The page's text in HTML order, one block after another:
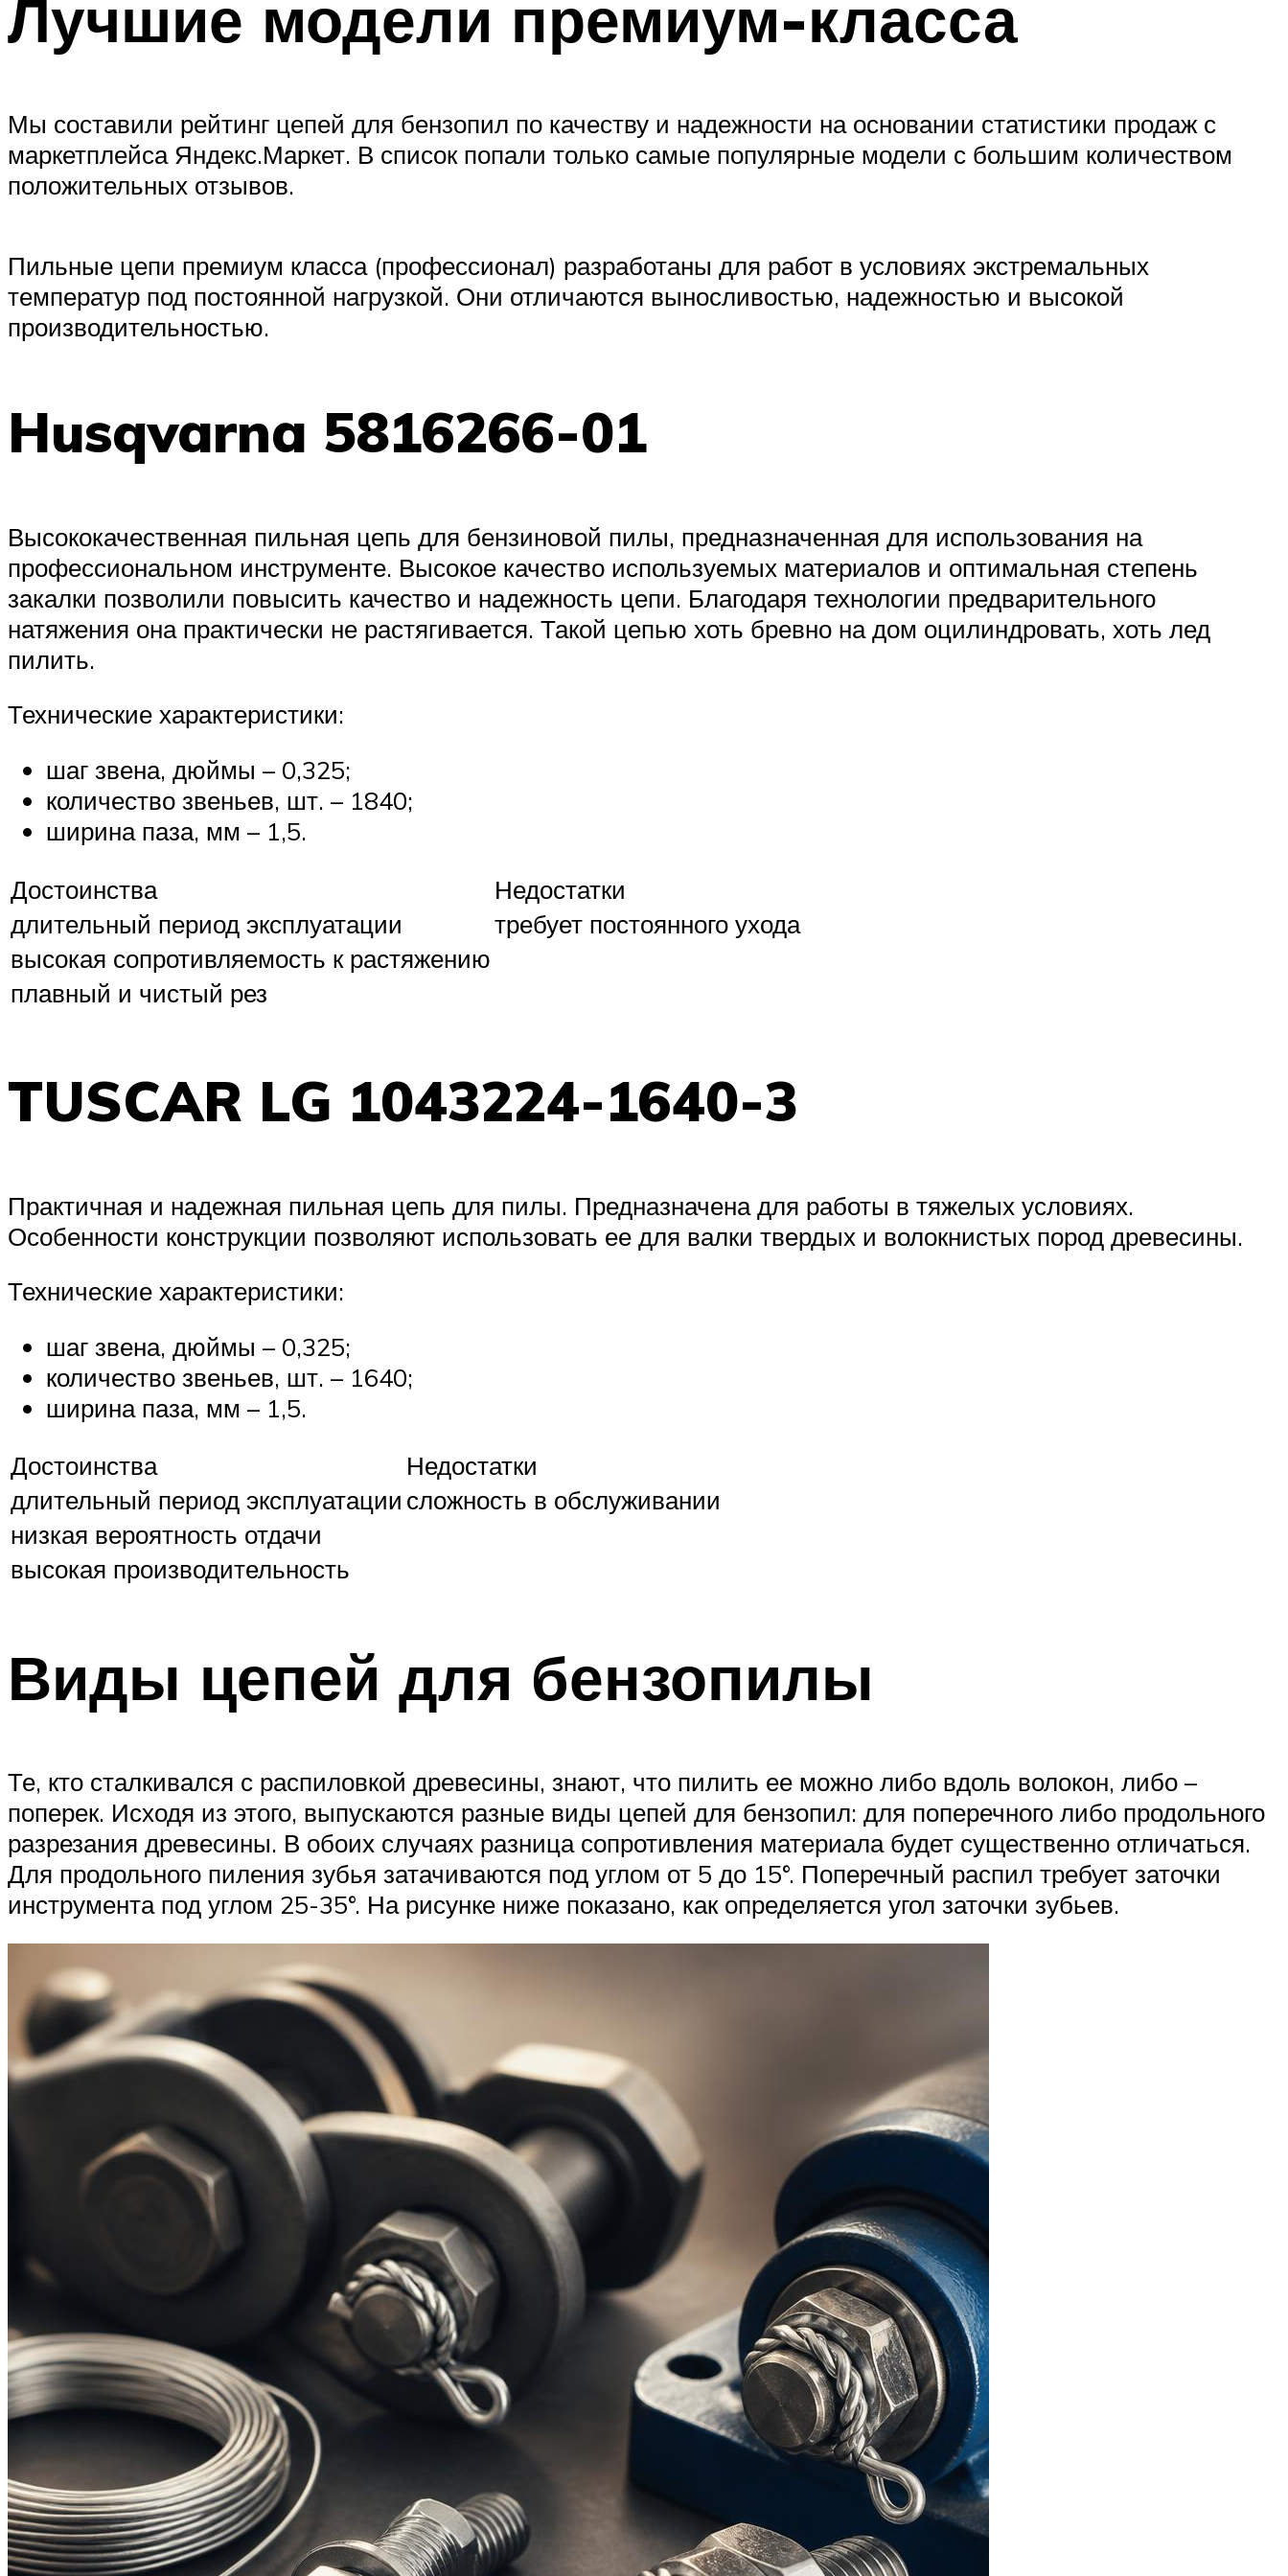
Лучшие модели премиум-класса
Мы составили рейтинг цепей для бензопил по качеству и надежности на основании статистики продаж с
маркетплейса Яндекс.Маркет. В список попали только самые популярные модели с большим количеством
положительных отзывов.
Пильные цепи премиум класса (профессионал) разработаны для работ в условиях экстремальных
температур под постоянной нагрузкой. Они отличаются выносливостью, надежностью и высокой
производительностью.
Husqvarna 5816266-01
Высококачественная пильная цепь для бензиновой пилы, предназначенная для использования на
профессиональном инструменте. Высокое качество используемых материалов и оптимальная степень
закалки позволили повысить качество и надежность цепи. Благодаря технологии предварительного
натяжения она практически не растягивается. Такой цепью хоть бревно на дом оцилиндровать, хоть лед
пилить.
Технические характеристики:
шаг звена, дюймы – 0,325;
количество звеньев, шт. – 1840;
ширина паза, мм – 1,5.
Достоинства
Недостатки
длительный период эксплуатации
требует постоянного ухода
высокая сопротивляемость к растяжению
плавный и чистый рез
TUSCAR LG 1043224-1640-3
Практичная и надежная пильная цепь для пилы. Предназначена для работы в тяжелых условиях.
Особенности конструкции позволяют использовать ее для валки твердых и волокнистых пород древесины.
Технические характеристики:
шаг звена, дюймы – 0,325;
количество звеньев, шт. – 1640;
ширина паза, мм – 1,5.
Достоинства
Недостатки
длительный период эксплуатации сложность в обслуживании
низкая вероятность отдачи
высокая производительность
Виды цепей для бензопилы
Те, кто сталкивался с распиловкой древесины, знают, что пилить ее можно либо вдоль волокон, либо –
поперек. Исходя из этого, выпускаются разные виды цепей для бензопил: для поперечного либо продольного
разрезания древесины. В обоих случаях разница сопротивления материала будет существенно отличаться.
Для продольного пиления зубья затачиваются под углом от 5 до 15°. Поперечный распил требует заточки
инструмента под углом 25-35°. На рисунке ниже показано, как определяется угол заточки зубьев.